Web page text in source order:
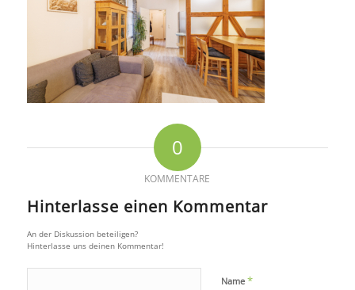
0
KOMMENTARE
Hinterlasse einen Kommentar
An der Diskussion beteiligen?
Hinterlasse uns deinen Kommentar!
Name *